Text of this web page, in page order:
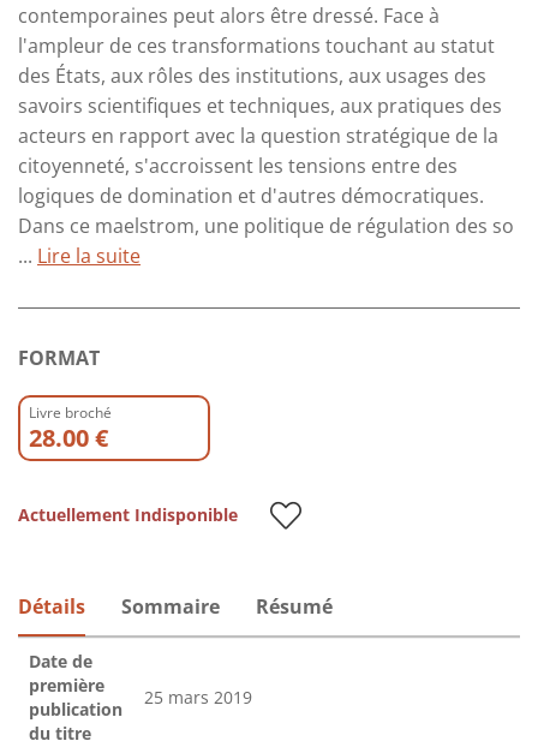
contemporaines peut alors être dressé. Face à
l'ampleur de ces transformations touchant au statut
des États, aux rôles des institutions, aux usages des
savoirs scientifiques et techniques, aux pratiques des
acteurs en rapport avec la question stratégique de la
citoyenneté, s'accroissent les tensions entre des
logiques de domination et d'autres démocratiques.
Dans ce maelstrom, une politique de régulation des so
... Lire la suite
FORMAT
Livre broché
28.00 €
Actuellement Indisponible
Détails Sommaire Résumé
Date de
première
publication
du titre
25 mars 2019